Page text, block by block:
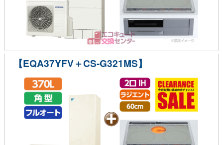
【EQA37YFV＋CS-G321MS】